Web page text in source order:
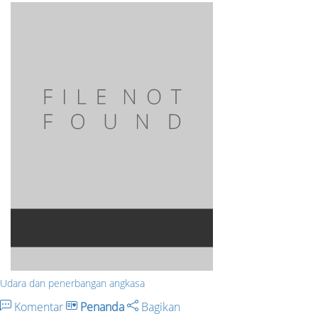
Udara dan penerbangan angkasa
Komentar Penanda Bagikan